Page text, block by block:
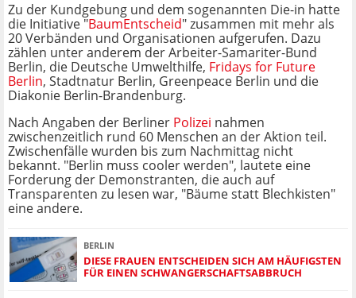
Zu der Kundgebung und dem sogenannten Die-in hatte
die Initiative "BaumEntscheid" zusammen mit mehr als
20 Verbänden und Organisationen aufgerufen. Dazu
zählen unter anderem der Arbeiter-Samariter-Bund
Berlin, die Deutsche Umwelthilfe, Fridays for Future
Berlin, Stadtnatur Berlin, Greenpeace Berlin und die
Diakonie Berlin-Brandenburg.
Nach Angaben der Berliner Polizei nahmen
zwischenzeitlich rund 60 Menschen an der Aktion teil.
Zwischenfälle wurden bis zum Nachmittag nicht
bekannt. "Berlin muss cooler werden", lautete eine
Forderung der Demonstranten, die auch auf
Transparenten zu lesen war, "Bäume statt Blechkisten"
eine andere.
BERLIN
DIESE FRAUEN ENTSCHEIDEN SICH AM HÄUFIGSTEN
FÜR EINEN SCHWANGERSCHAFTSABBRUCH